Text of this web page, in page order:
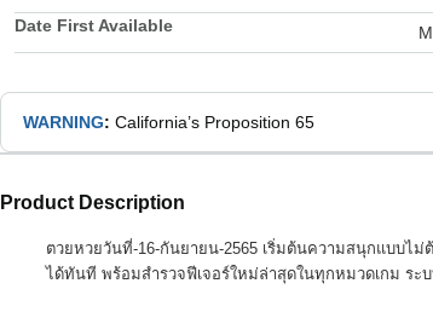
Date First Available
WARNING: California’s Proposition 65
Product Description
ตวยหวยวันที่-16-กันยายน-2565 เริ่มต้นความสนุกแบบไ
ได้ทันที พร้อมสำรวจฟีเจอร์ใหม่ล่าสุดในทุกหมวดเกม ร